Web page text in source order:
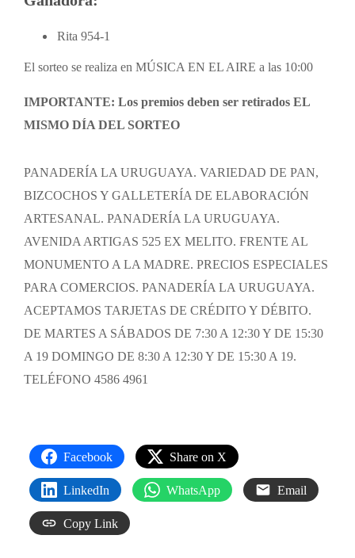
Rita 954-1
El sorteo se realiza en MÚSICA EN EL AIRE a las 10:00
IMPORTANTE: Los premios deben ser retirados EL
MISMO DÍA DEL SORTEO
PANADERÍA LA URUGUAYA. VARIEDAD DE PAN,
BIZCOCHOS Y GALLETERÍA DE ELABORACIÓN
ARTESANAL. PANADERÍA LA URUGUAYA.
AVENIDA ARTIGAS 525 EX MELITO. FRENTE AL
MONUMENTO A LA MADRE. PRECIOS ESPECIALES
PARA COMERCIOS. PANADERÍA LA URUGUAYA.
ACEPTAMOS TARJETAS DE CRÉDITO Y DÉBITO.
DE MARTES A SÁBADOS DE 7:30 A 12:30 Y DE 15:30
A 19 DOMINGO DE 8:30 A 12:30 Y DE 15:30 A 19.
TELÉFONO 4586 4961
Facebook Share on X
LinkedIn WhatsApp Email
Copy Link